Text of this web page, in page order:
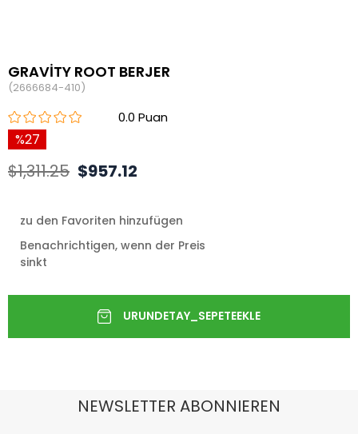
GRAVİTY ROOT BERJER
(2666684-410)
0.0
27
$1,311.25 $957.12
zu den Favoriten hinzufügen
Benachrichtigen, wenn der Preis
sinkt
NEWSLETTER ABONNIEREN